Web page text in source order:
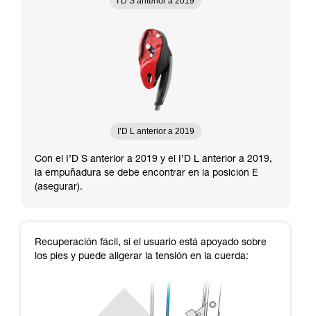
I’D L anterior a 2019
Con el I’D S anterior a 2019 y el I’D L anterior a 2019,
la empuñadura se debe encontrar en la posición E
(asegurar).
Recuperación fácil, si el usuario está apoyado sobre
los pies y puede aligerar la tensión en la cuerda: